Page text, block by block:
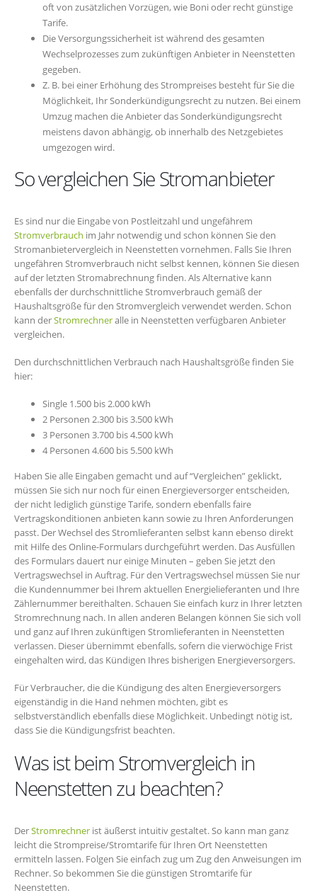
oft von zusätzlichen Vorzügen, wie Boni oder recht günstige
Tarife.
Die Versorgungssicherheit ist während des gesamten
Wechselprozesses zum zukünftigen Anbieter in Neenstetten
gegeben.
Z. B. bei einer Erhöhung des Strompreises besteht für Sie die
Möglichkeit, Ihr Sonderkündigungsrecht zu nutzen. Bei einem
Umzug machen die Anbieter das Sonderkündigungsrecht
meistens davon abhängig, ob innerhalb des Netzgebietes
umgezogen wird.
So vergleichen Sie Stromanbieter
Es sind nur die Eingabe von Postleitzahl und ungefährem
Stromverbrauch im Jahr notwendig und schon können Sie den
Stromanbietervergleich in Neenstetten vornehmen. Falls Sie Ihren
ungefähren Stromverbrauch nicht selbst kennen, können Sie diesen
auf der letzten Stromabrechnung finden. Als Alternative kann
ebenfalls der durchschnittliche Stromverbrauch gemäß der
Haushaltsgröße für den Stromvergleich verwendet werden. Schon
kann derStromrechneralle in Neenstetten verfügbaren Anbieter
vergleichen.
Den durchschnittlichen Verbrauch nach Haushaltsgröße finden Sie
hier:
Single 1.500 bis 2.000 kWh
2 Personen 2.300 bis 3.500 kWh
3 Personen 3.700 bis 4.500 kWh
4 Personen 4.600 bis 5.500 kWh
Haben Sie alle Eingaben gemacht und auf “Vergleichen” geklickt,
müssen Sie sich nur noch für einen Energieversorger entscheiden,
der nicht lediglich günstige Tarife, sondern ebenfalls faire
Vertragskonditionen anbieten kann sowie zu Ihren Anforderungen
passt. Der Wechsel des Stromlieferanten selbst kann ebenso direkt
mit Hilfe des Online-Formulars durchgeführt werden. Das Ausfüllen
des Formulars dauert nur einige Minuten – geben Sie jetzt den
Vertragswechsel in Auftrag. Für den Vertragswechsel müssen Sie nur
die Kundennummer bei Ihrem aktuellen Energielieferanten und Ihre
Zählernummer bereithalten. Schauen Sie einfach kurz in Ihrer letzten
Stromrechnung nach. In allen anderen Belangen können Sie sich voll
und ganz auf Ihren zukünftigen Stromlieferanten in Neenstetten
verlassen. Dieser übernimmt ebenfalls, sofern die vierwöchige Frist
eingehalten wird, das Kündigen Ihres bisherigen Energieversorgers.
Für Verbraucher, die die Kündigung des alten Energieversorgers
eigenständig in die Hand nehmen möchten, gibt es
selbstverständlich ebenfalls diese Möglichkeit. Unbedingt nötig ist,
dass Sie die Kündigungsfrist beachten.
Was ist beim Stromvergleich in
Neenstetten zu beachten?
DerStromrechner ist äußerst intuitiv gestaltet. So kann man ganz
leicht die Strompreise/Stromtarife für Ihren Ort Neenstetten
ermitteln lassen. Folgen Sie einfach zug um Zug den Anweisungen im
Rechner. So bekommen Sie die günstigen Stromtarife für
Neenstetten.